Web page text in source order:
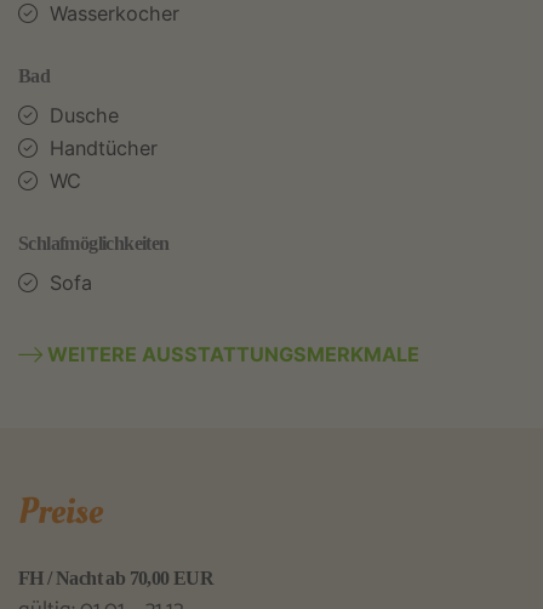
Wasserkocher
Bad
Dusche
Handtücher
WC
Schlafmöglichkeiten
Sofa
WEITERE AUSSTATTUNGSMERKMALE
Preise
FH / Nacht ab 70,00 EUR